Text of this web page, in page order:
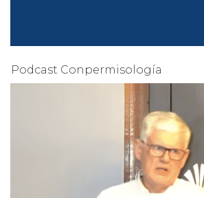
Podcast Conpermisología